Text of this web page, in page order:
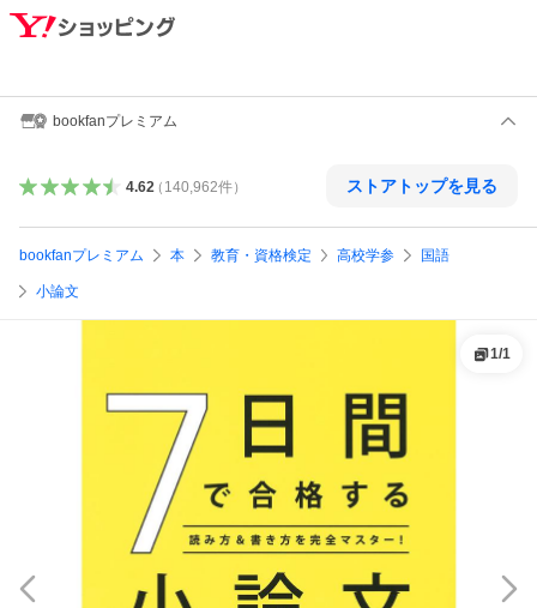
bookfanプレミアム
4.62（ 140,962件） ストアトップを見る
bookfanプレミアム 本 教育・資格検定 高校学参 国語
小論文
1/1